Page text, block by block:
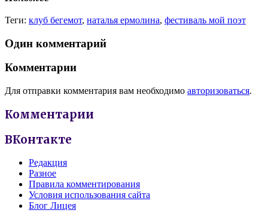
Теги: клуб бегемот, наталья ермолина, фестиваль мой поэт
Один комментарий
Комментарии
Для отправки комментария вам необходимо авторизоваться.
Комментарии
ВКонтакте
Редакция
Разное
Правила комментирования
Условия использования сайта
Блог Лицея